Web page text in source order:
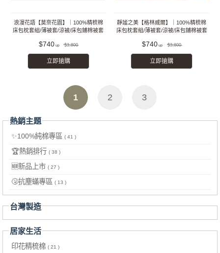
浪漫花語【莫奈花園】｜100%精梳棉
床包枕套組/薄被套/涼被/床包鋪棉被套
$740 $3,800
立即搶購
靜謐之美【格林威爾】｜100%精梳棉
床包枕套組/薄被套/涼被/床包鋪棉被套
$740 $3,800
立即搶購
1 2 3
熱銷主題
✨100%純棉專區 ( 41 )
🏆熱銷排行 ( 38 )
🆕新品上市 ( 27 )
🤧抗塵蟎專區 ( 13 )
台灣製造
居家生活
印花精梳棉 ( 21 )